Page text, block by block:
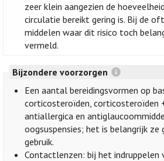
zeer klein aangezien de
circulatie bereikt gering is. Bij de
middelen waar dit risico toch
vermeld.
Bijzondere voorzorgen
Een aantal bereidingsvormen op
corticosteroïden, corticosteroïden
antiallergica en
oogsuspensies; het is belangrijk
gebruik.
Contactlenzen: bij het indruppelen